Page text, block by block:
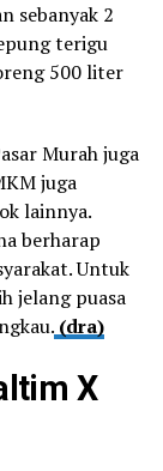
sebanyak 2
terigu
500 liter
Murah juga
juga
lainnya.
berharap
Untuk
jelang puasa
(dra)
X